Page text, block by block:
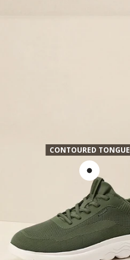
CONTOURED TONGUE